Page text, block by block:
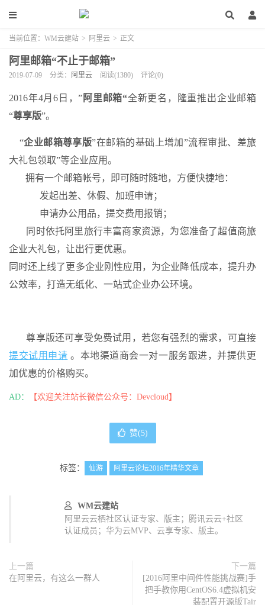
当前位置： WM云建站 > 阿里云 > 正文
阿里邮箱“不止于邮箱”
2019-07-09 分类： 阿里云 阅读(1380) 评论(0)
2016年4月6日，” 阿里邮箱“全新更名，隆重推出企业邮箱
“尊享版”。
“企业邮箱尊享版”在邮箱的基础上增加”流程审批、差旅
大礼包领取”等企业应用。
拥有一个邮箱帐号，即可随时随地，方便快捷地：
发起出差、休假、加班申请；
申请办公用品， 提交费用报销；
同时依托阿里旅行丰富商家资源，为您准备了超值商旅
企业大礼包，让出行更优惠。
同时还上线了更多企业刚性应用，为企业降低成本，提升办
公效率，打造无纸化、一站式企业办公环境。
尊享版还可享受免费试用，若您有强烈的需求，可直接
提交试用申请 。 本地渠道商会一对一服务跟进，并提供更
加优惠的价格购买。
AD： 【欢迎关注站长微信公众号：Devcloud】
赞(5)
标签： 仙游 阿里云论坛2016年精华文章
WM云建站
阿里云云栖社区认证专家、版主；腾讯云云+社区
认证成员；华为云MVP、云享专家、版主。
上一篇
在阿里云，有这么一群人
下一篇
[2016阿里中间件性能挑战赛]手
把手教你用CentOS6.4虚拟机安
装配置开源版Tair